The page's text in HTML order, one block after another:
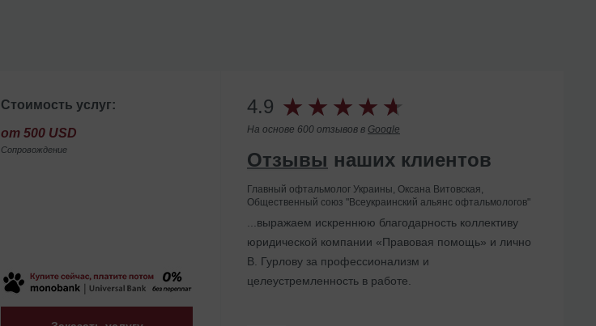
Стоимость услуг:
от 500 USD
Сопровождение
4.9
На основе 600 отзывов в Google
Отзывы наших клиентов
Главный офтальмолог Украины, Оксана Витовская,
Общественный союз "Всеукраинский альянс офтальмологов"
...выражаем искреннюю благодарность коллективу
юридической компании «Правовая помощь» и лично
В. Гурлову за профессионализм и
целеустремленность в работе.
Помогли с ликвидацией иностранного
представительства в Украине